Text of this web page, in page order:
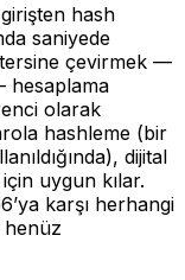
hash
saniyede
çevirmek —
hesaplama
olarak
hashleme (bir
dijital
uygun kılar.
karşı herhangi
henüz